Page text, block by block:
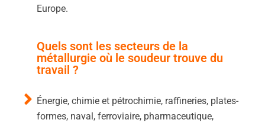
Europe.
Quels sont les secteurs de la
métallurgie où le soudeur trouve du
travail ?
Énergie, chimie et pétrochimie, raffineries, plates-
formes, naval, ferroviaire, pharmaceutique,